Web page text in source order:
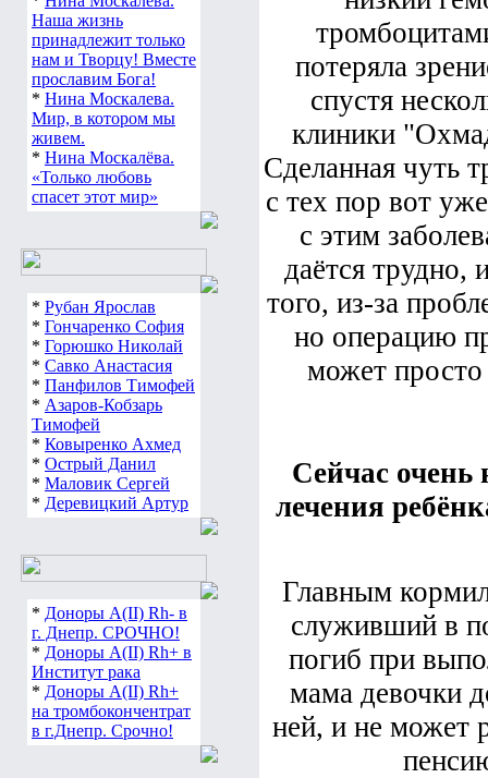
Наша жизнь
принадлежит только
нам и Творцу! Вместе
прославим Бога!
* Нина Москалева.
Мир, в котором мы
живем.
* Нина Москалёва.
«Только любовь
спасет этот мир»
* Рубан Ярослав
* Гончаренко София
* Горюшко Николай
* Савко Анастасия
* Панфилов Тимофей
* Азаров-Кобзарь
Тимофей
* Ковыренко Ахмед
* Острый Данил
* Маловик Сергей
* Деревицкий Артур
* Доноры А(ІІ) Rh- в
г. Днепр. СРОЧНО!
* Доноры А(ІІ) Rh+ в
Институт рака
* Доноры А(ІІ) Rh+
на тромбокончентрат
в г.Днепр. Срочно!
потеряла
спустя
клиники
Сделанная чуть
с тех пор вот
с этим
даётся трудно,
того, из-за
но операцию
может просто
Сейчас очень
лечения
Главным
служивший в
погиб при
мама девочки
ней, и не может